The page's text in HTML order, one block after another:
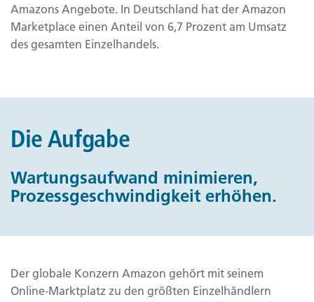
Amazons Angebote. In Deutschland hat der Amazon
Marketplace einen Anteil von 6,7 Prozent am Umsatz
des gesamten Einzelhandels.
Die Aufgabe
Wartungsaufwand minimieren,
Prozessgeschwindigkeit erhöhen.
Der globale Konzern Amazon gehört mit seinem
Online-Marktplatz zu den größten Einzelhändlern